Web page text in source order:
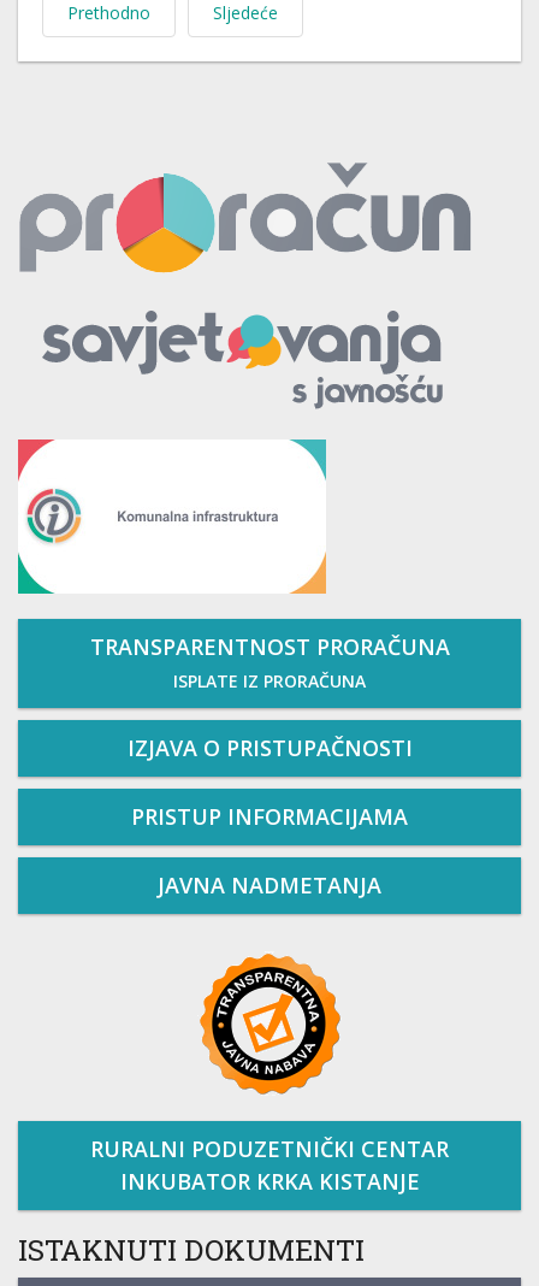
Prethodno Sljedeće
TRANSPARENTNOST PRORAČUNA
ISPLATE IZ PRORAČUNA
IZJAVA O PRISTUPAČNOSTI
PRISTUP INFORMACIJAMA
JAVNA NADMETANJA
RURALNI PODUZETNIČKI CENTAR
INKUBATOR KRKA KISTANJE
ISTAKNUTI DOKUMENTI